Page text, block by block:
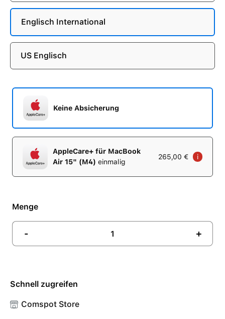
Englisch International
US Englisch
Keine Absicherung
AppleCare+ für MacBook
Air 15" (M4) einmalig
265,00 € i
Menge
- +
Schnell zugreifen
Comspot Store